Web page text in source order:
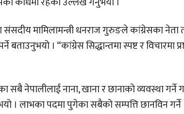
मामिलामन्त्री धनराज गुरुङले कांग्रेसका नेता
बताउनुभयो । “कांग्रेस सिद्धान्तमा स्पष्ट र विचारमा
नेपालीलाई नाना, खाना र छानाको व्यवस्था गर्ने
। लाभका पदमा पुगेका सबैको सम्पत्ति छानविन गर्ने